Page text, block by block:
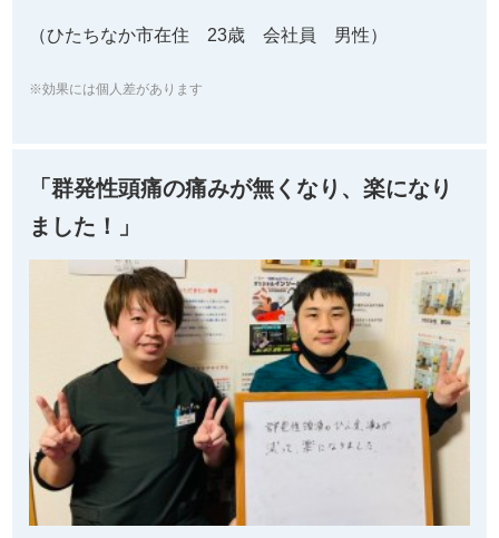
（ひたちなか市在住 23歳 会社員 男性）
※効果には個人差があります
「群発性頭痛の痛みが無くなり、楽になり
ました！」